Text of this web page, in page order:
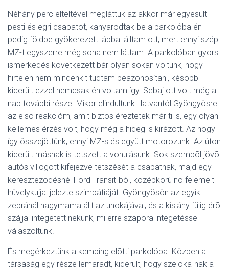
Néhány perc elteltével megláttuk az akkor már egyesült
pesti és egri csapatot, kanyarodtak be a parkolóba én
pedig földbe gyökerezett lábbal álltam ott, mert ennyi szép
MZ-t egyszerre még soha nem láttam. A parkolóban gyors
ismerkedés következett bár olyan sokan voltunk, hogy
hirtelen nem mindenkit tudtam beazonosítani, késõbb
kiderült ezzel nemcsak én voltam így. Sebaj ott volt még a
nap további része. Mikor elindultunk Hatvantól Gyöngyösre
az elsõ reakcióm, amit biztos éreztetek már ti is, egy olyan
kellemes érzés volt, hogy még a hideg is kirázott. Az hogy
így összejöttünk, ennyi MZ-s és együtt motorozunk. Az úton
kiderült másnak is tetszett a vonulásunk. Sok szembõl jövõ
autós villogott kifejezve tetszését a csapatnak, majd egy
keresztezõdésnél Ford Transit-ból, középkorú nõ felemelt
hüvelykujjal jelezte szimpátiáját. Gyöngyösön az egyik
zebránál nagymama állt az unokájával, és a kislány fülig érõ
szájjal integetett nekünk, mi erre szapora integetéssel
válaszoltunk.
És megérkeztünk a kemping elõtti parkolóba. Közben a
társaság egy része lemaradt, kiderült, hogy szeloka-nak a